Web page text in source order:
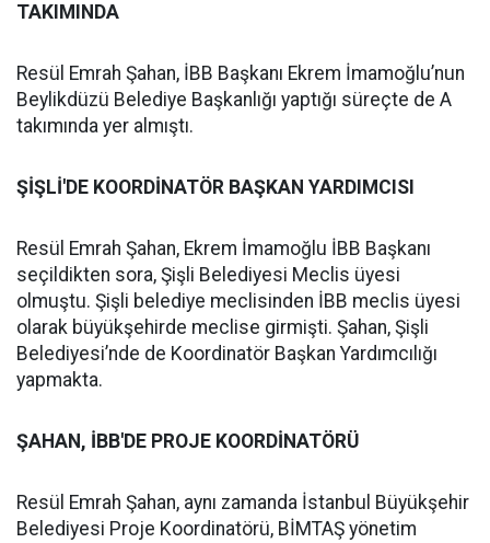
TAKIMINDA
Resül Emrah Şahan, İBB Başkanı Ekrem İmamoğlu’nun
Beylikdüzü Belediye Başkanlığı yaptığı süreçte de A
takımında yer almıştı.
ŞİŞLİ'DE KOORDİNATÖR BAŞKAN YARDIMCISI
Resül Emrah Şahan, Ekrem İmamoğlu İBB Başkanı
seçildikten sora, Şişli Belediyesi Meclis üyesi
olmuştu. Şişli belediye meclisinden İBB meclis üyesi
olarak büyükşehirde meclise girmişti. Şahan, Şişli
Belediyesi’nde de Koordinatör Başkan Yardımcılığı
yapmakta.
ŞAHAN, İBB'DE PROJE KOORDİNATÖRÜ
Resül Emrah Şahan, aynı zamanda İstanbul Büyükşehir
Belediyesi Proje Koordinatörü, BİMTAŞ yönetim